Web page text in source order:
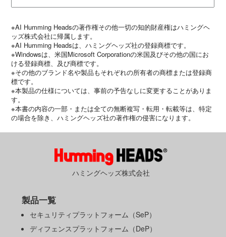
※AI Humming Headsの著作権その他一切の知的財産権はハミングヘ
ッズ株式会社に帰属します。
※AI Humming Headsは、ハミングヘッズ社の登録商標です。
※Windowsは、米国Microsoft Corporationの米国及びその他の国にお
ける登録商標、及び商標です。
※その他のブランド名や製品もそれぞれの所有者の商標または登録商
標です。
※本製品の仕様については、事前の予告なしに変更することがありま
す。
※本書の内容の一部・または全ての無断複写・転用・転載等は、特定
の場合を除き、ハミングヘッズ社の著作権の侵害になります。
ハミングヘッズ株式会社
製品一覧
セキュリティプラットフォーム（SeP）
ディフェンスプラットフォーム（DeP）